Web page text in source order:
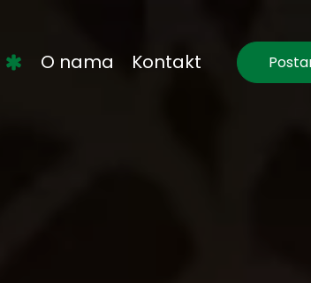
O nama Kontakt